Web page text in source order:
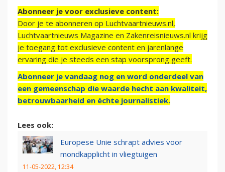
Abonneer je voor exclusieve content:
Door je te abonneren op Luchtvaartnieuws.nl,
Luchtvaartnieuws Magazine en Zakenreisnieuws.nl krijg
je toegang tot exclusieve content en jarenlange
ervaring die je steeds een stap voorsprong geeft.
Abonneer je vandaag nog en word onderdeel van
een gemeenschap die waarde hecht aan kwaliteit,
betrouwbaarheid en échte journalistiek.
Lees ook:
Europese Unie schrapt advies voor
mondkapplicht in vliegtuigen
11-05-2022, 12:34